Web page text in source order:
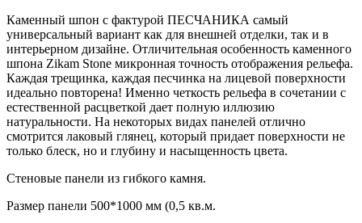
Каменный шпон с фактурой ПЕСЧАНИКА самый
универсальный вариант как для внешней отделки, так и в
интерьерном дизайне. Отличительная особенность каменного
шпона Zikam Stone микронная точность отображения рельефа.
Каждая трещинка, каждая песчинка на лицевой поверхности
идеально повторена! Именно четкость рельефа в сочетании с
естественной расцветкой дает полную иллюзию
натуральности. На некоторых видах панелей отлично
смотрится лаковый глянец, который придает поверхности не
только блеск, но и глубину и насыщенность цвета.
Стеновые панели из гибкого камня.
Размер панели 500*1000 мм (0,5 кв.м.